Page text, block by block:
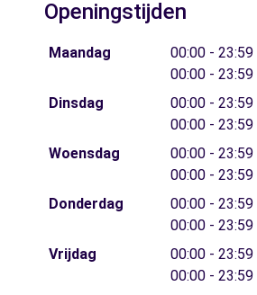
Openingstijden
Maandag
00:00 - 23:59
00:00 - 23:59
Dinsdag
00:00 - 23:59
00:00 - 23:59
Woensdag
00:00 - 23:59
00:00 - 23:59
Donderdag
00:00 - 23:59
00:00 - 23:59
Vrijdag
00:00 - 23:59
00:00 - 23:59